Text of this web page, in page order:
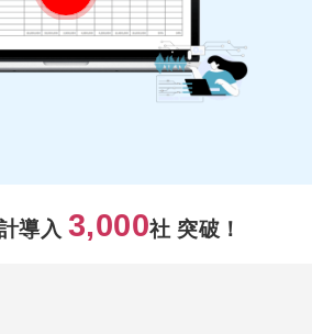
導入 3,000社 突破！